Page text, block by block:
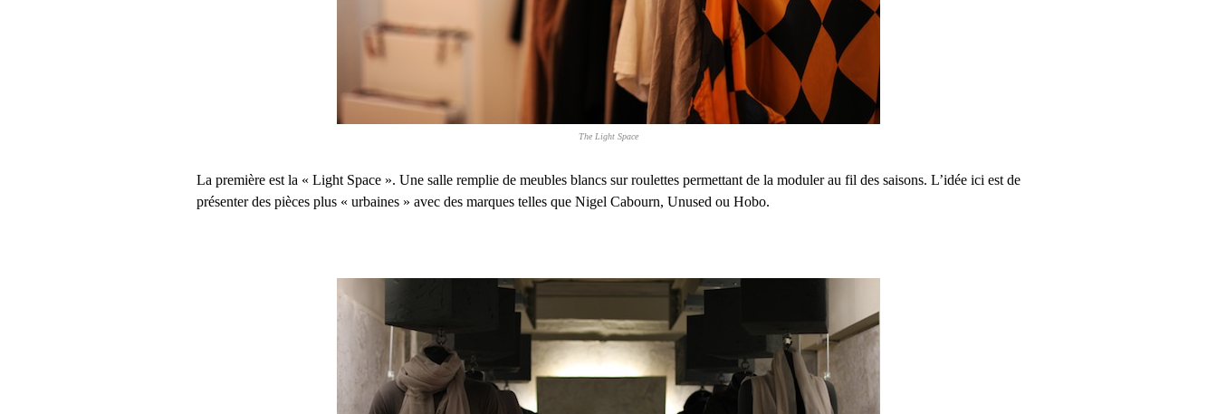
The Light Space
La première est la « Light Space ». Une salle remplie de meubles blancs sur roulettes permettant de la moduler au fil des saisons. L’idée ici est de
présenter des pièces plus « urbaines » avec des marques telles que Nigel Cabourn, Unused ou Hobo.